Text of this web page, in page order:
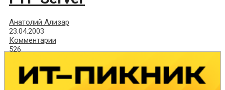
Анатолий Ализар
23.04.2003
Комментарии
526